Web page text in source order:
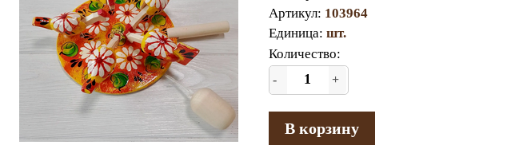
Артикул: 103964
Единица: шт.
Количество:
- +
В корзину